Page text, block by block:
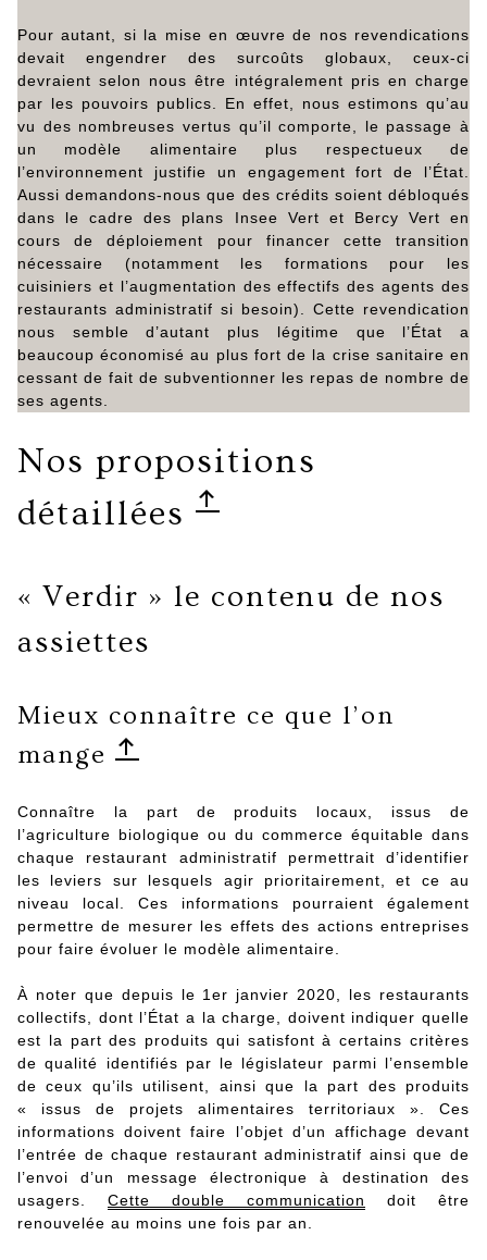
Pour autant, si la mise en œuvre de nos revendications
devait engendrer des surcoûts globaux, ceux-ci
devraient selon nous être intégralement pris en charge
par les pouvoirs publics. En effet, nous estimons qu’au
vu des nombreuses vertus qu’il comporte, le passage à
un modèle alimentaire plus respectueux de
l’environnement justifie un engagement fort de l’État.
Aussi demandons-nous que des crédits soient débloqués
dans le cadre des plans Insee Vert et Bercy Vert en
cours de déploiement pour financer cette transition
nécessaire (notamment les formations pour les
cuisiniers et l’augmentation des effectifs des agents des
restaurants administratif si besoin). Cette revendication
nous semble d’autant plus légitime que l’État a
beaucoup économisé au plus fort de la crise sanitaire en
cessant de fait de subventionner les repas de nombre de
ses agents.
Nos propositions
détaillées
« Verdir » le contenu de nos
assiettes
Mieux connaître ce que l’on
mange
Connaître la part de produits locaux, issus de
l’agriculture biologique ou du commerce équitable dans
chaque restaurant administratif permettrait d’identifier
les leviers sur lesquels agir prioritairement, et ce au
niveau local. Ces informations pourraient également
permettre de mesurer les effets des actions entreprises
pour faire évoluer le modèle alimentaire.
À noter que depuis le 1er janvier 2020, les restaurants
collectifs, dont l’État a la charge, doivent indiquer quelle
est la part des produits qui satisfont à certains critères
de qualité identifiés par le législateur parmi l’ensemble
de ceux qu’ils utilisent, ainsi que la part des produits
« issus de projets alimentaires territoriaux ». Ces
informations doivent faire l’objet d’un affichage devant
l’entrée de chaque restaurant administratif ainsi que de
l’envoi d’un message électronique à destination des
usagers. Cette double communication
doit être
renouvelée au moins une fois par an.